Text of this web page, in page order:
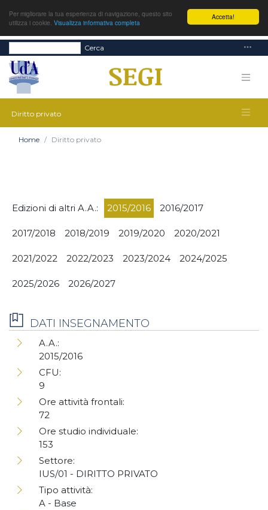
Accetta!
Per migliorare la tua esperienza di navigazione, questo sito
utilizza i cookie. Visualizza informativa completa
Cerca
Diritto privato
Home Diritto privato
Edizioni di altri A.A.: 2015/2016 2016/2017
2017/2018 2018/2019 2019/2020 2020/2021
2021/2022 2022/2023 2023/2024 2024/2025
2025/2026 2026/2027
DATI INSEGNAMENTO
A.A.:
2015/2016
CFU:
9
Ore attività frontali:
72
Ore studio individuale:
153
Settore:
IUS/01 - DIRITTO PRIVATO
Tipo attività:
A - Base